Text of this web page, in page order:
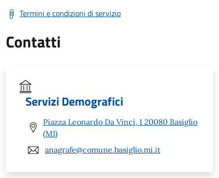
Termini e condizioni di servizio
Contatti
Servizi Demografici
Piazza Leonardo Da Vinci, 1 20080 Basiglio
(MI)
anagrafe@comune.basiglio.mi.it